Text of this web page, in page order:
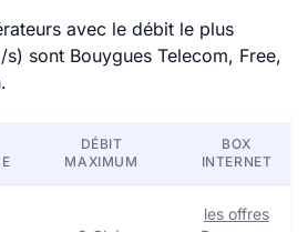
avec le débit le plus
sont Bouygues Telecom, Free,
DÉBIT
MAXIMUM
BOX
INTERNET
les offres